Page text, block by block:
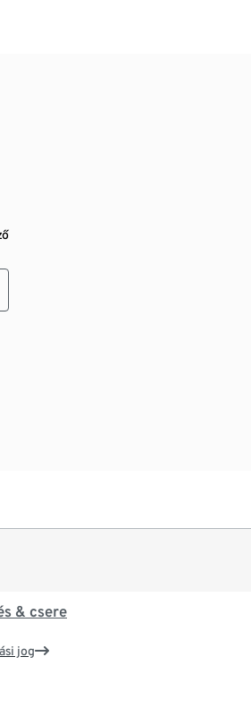
& csere
jog